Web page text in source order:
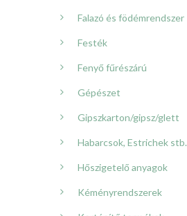
Falazó és födémrendszer
Festék
Fenyő fűrészárú
Gépészet
Gipszkarton/gipsz/glett
Habarcsok, Estrichek stb.
Hőszigetelő anyagok
Kéményrendszerek